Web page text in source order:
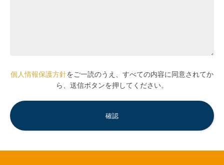
個人情報保護方針をご一読のうえ、すべての内容に同意されてか
ら、送信ボタンを押してください。